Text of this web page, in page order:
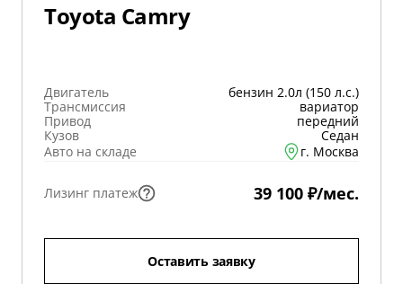
Toyota Camry
Двигатель
бензин 2.0л (150 л.с.)
Трансмиссия
вариатор
Привод
передний
Кузов
Седан
Авто на складе
г. Москва
Лизинг платеж 39 100 ₽/мес.
Оставить заявку